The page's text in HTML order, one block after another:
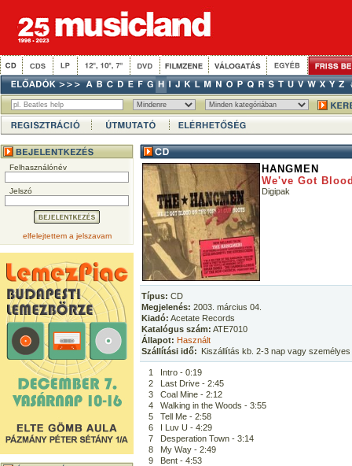
Felhasználónév
Jelszó
elfelejtettem a jelszavam
HANGMEN
We've Got
Digipak
Típus: CD
Megjelenés: 2003. március 04.
Kiadó: Acetate Records
Katalógus szám: ATE7010
Állapot: Használt
Szállítási idő: Kiszállítás kb. 2-3 nap vagy
1
Intro - 0:19
2
Last Drive - 2:45
3
Coal Mine - 2:12
4
Walking in the Woods - 3:55
5
Tell Me - 2:58
6
I Luv U - 4:29
7
Desperation Town - 3:14
8
My Way - 2:49
9
Bent - 4:53